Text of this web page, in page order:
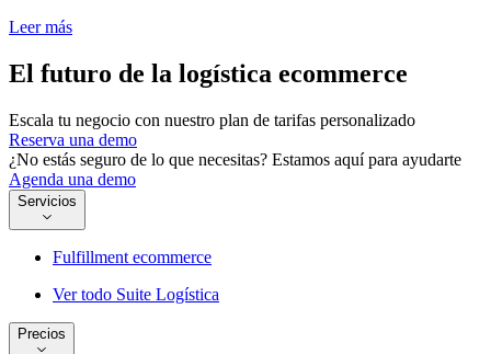
Leer más
El futuro de la logística ecommerce
Escala tu negocio con nuestro plan de tarifas personalizado
Reserva una demo
¿No estás seguro de lo que necesitas? Estamos aquí para ayudarte
Agenda una demo
Servicios
Fulfillment ecommerce
Ver todo Suite Logística
Precios